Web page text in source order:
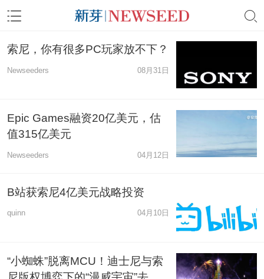
索尼，你有很多PC玩家放不下？
Newseeders 08月31日
Epic Games融资20亿美元，估
值315亿美元
Newseeders 04月12日
B站获索尼4亿美元战略投资
quinn 04月10日
“小蜘蛛”脱离MCU！迪士尼与索